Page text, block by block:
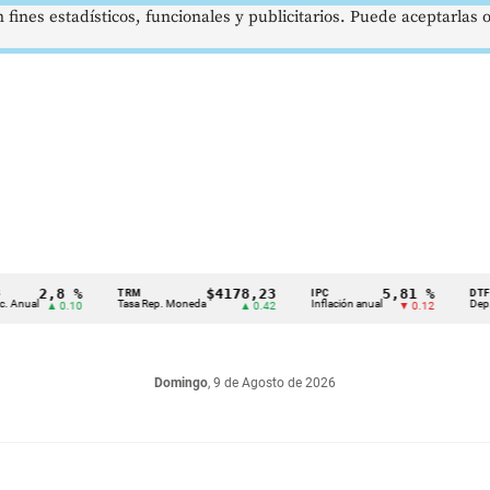
%
▲ 0.10
TRM
Tasa Rep. Moneda
$4178,23
▲ 0.42
IPC
Inflación anual
5,81 %
▼ 0.12
DTF
Dep.
Domingo, 9 de Agosto de 2026
estadísticos, funcionales y publicitarios. Puede aceptarlas